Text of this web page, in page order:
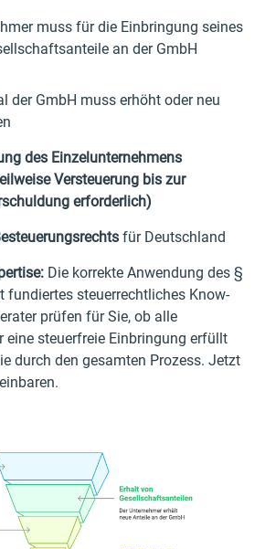
muss für die Einbringung seines
an der GmbH
der GmbH muss erhöht oder neu
des Einzelunternehmens
Versteuerung bis zur
erforderlich)
für Deutschland
Die korrekte Anwendung des §
fundiertes steuerrechtliches Know-
prüfen für Sie, ob alle
eine steuerfreie Einbringung erfüllt
durch den gesamten Prozess. Jetzt